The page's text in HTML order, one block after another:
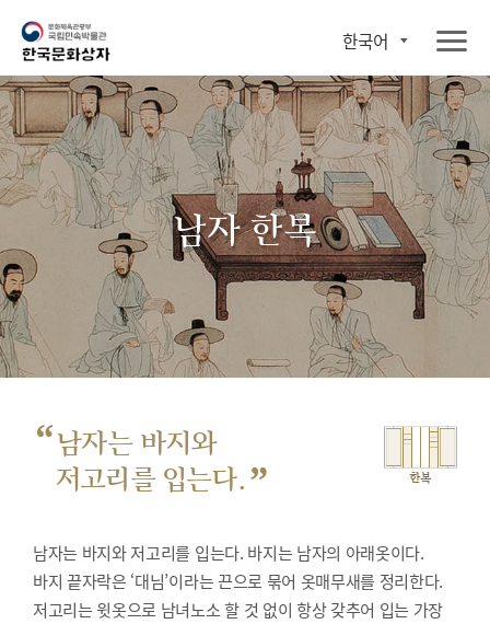
한국어
남자 한복
“남자는 바지와
저고리를 입는다. ” 한복
남자는 바지와 저고리를 입는다. 바지는 남자의 아래옷이다.
바지 끝자락은 ‘대님’이라는 끈으로 묶어 옷매무새를 정리한다.
저고리는 윗옷으로 남녀노소 할 것 없이 항상 갖추어 입는 가장